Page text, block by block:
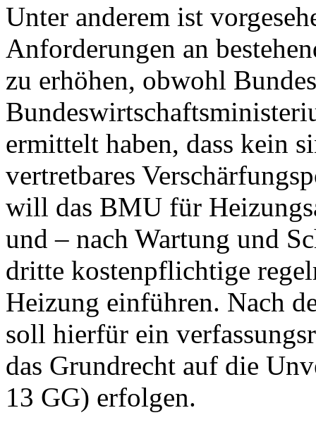
Unter anderem ist
Anforderungen an
zu erhöhen, obwohl
ermittelt haben, dass kein
vertretbares
will das BMU für
und – nach Wartung und
dritte kostenpflichtige
Heizung einführen. Nach
soll hierfür ein
das Grundrecht auf die
13 GG) erfolgen.